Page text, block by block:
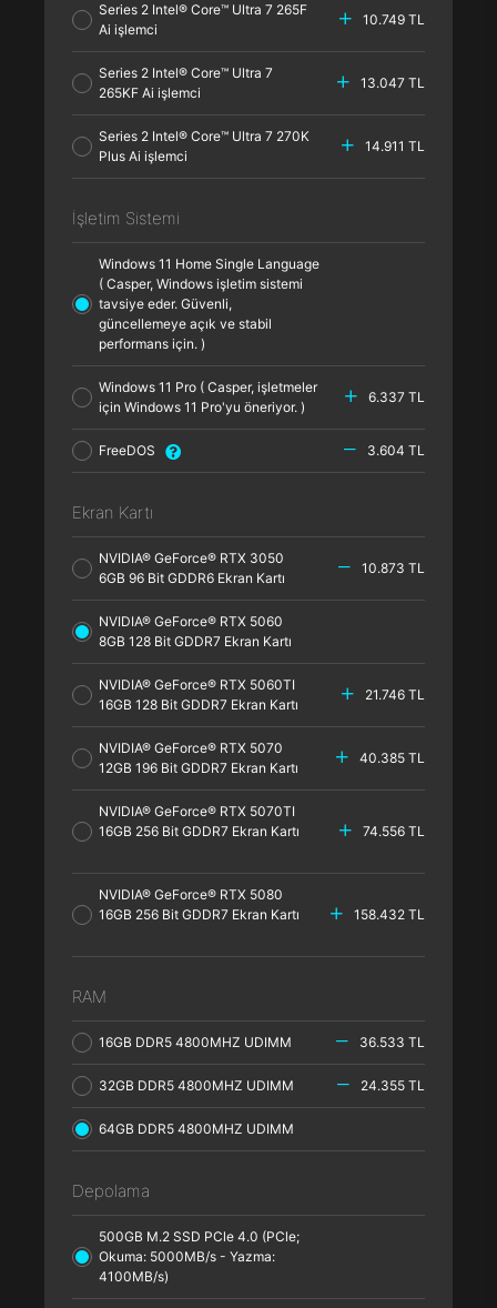
Series 2 Intel® Core™ Ultra 7 265F
Ai işlemci
10.749 TL
Series 2 Intel® Core™ Ultra 7
265KF Ai işlemci
13.047 TL
Series 2 Intel® Core™ Ultra 7 270K
Plus Ai işlemci
14.911 TL
İşletim Sistemi
Windows 11 Home Single Language
( Casper, Windows işletim sistemi
tavsiye eder. Güvenli,
güncellemeye açık ve stabil
performans için. )
Windows 11 Pro ( Casper, işletmeler
için Windows 11 Pro'yu öneriyor. )
6.337 TL
FreeDOS 3.604 TL
Ekran Kartı
NVIDIA® GeForce® RTX 3050
6GB 96 Bit GDDR6 Ekran Kartı
10.873 TL
NVIDIA® GeForce® RTX 5060
8GB 128 Bit GDDR7 Ekran Kartı
NVIDIA® GeForce® RTX 5060TI
16GB 128 Bit GDDR7 Ekran Kartı
21.746 TL
NVIDIA® GeForce® RTX 5070
12GB 196 Bit GDDR7 Ekran Kartı
40.385 TL
NVIDIA® GeForce® RTX 5070TI
16GB 256 Bit GDDR7 Ekran Kartı
74.556 TL
NVIDIA® GeForce® RTX 5080
16GB 256 Bit GDDR7 Ekran Kartı
158.432 TL
RAM
16GB DDR5 4800MHZ UDIMM 36.533 TL
32GB DDR5 4800MHZ UDIMM 24.355 TL
64GB DDR5 4800MHZ UDIMM
Depolama
500GB M.2 SSD PCle 4.0 (PCle;
Okuma: 5000MB/s - Yazma:
4100MB/s)